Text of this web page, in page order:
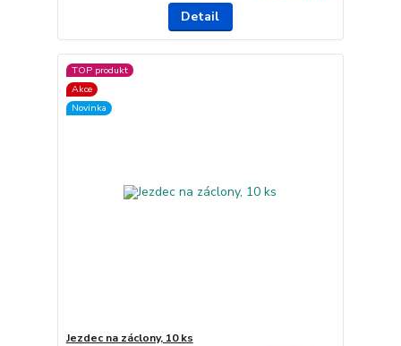
Detail
TOP produkt
Akce
Novinka
Jezdec na záclony, 10 ks